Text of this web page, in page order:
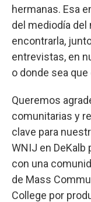
hermanas. Esa
del mediodía del
encontrarla,
entrevistas, en
o donde sea
Queremos
comunitarias y
clave para
WNIJ en DeKalb
con una
de Mass
College por